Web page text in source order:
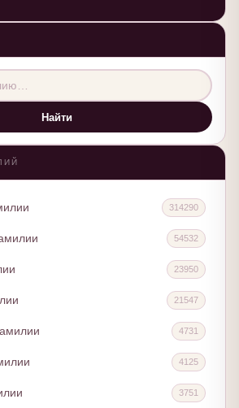
Найти
314290
54532
23950
21547
4731
4125
3751